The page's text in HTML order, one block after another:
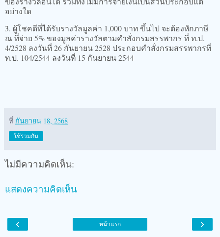
อย่างใด
3. ผู้โชคดีที่ได้รับรางวัลมูลค่า 1,000 บาท ขึ้นไป จะต้องหักภาษี
ณ ที่จ่าย 5% ของมูลค่ารางวัลตามคำสั่งกรมสรรพากร ที่ ท.ป.
4/2528 ลงวันที่ 26 กันยายน 2528 ประกอบคำสั่งกรมสรรพากรที่
ท.ป. 104/2544 ลงวันที่ 15 กันยายน 2544
ที่ กันยายน 18, 2568
ใช้ร่วมกัน
ไม่มีความคิดเห็น:
แสดงความคิดเห็น
‹ ›
หน้าแรก